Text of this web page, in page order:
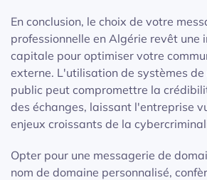
En conclusion, le choix de votre
professionnelle en Algérie revêt une
capitale pour optimiser votre
externe. L'utilisation de systèmes
public peut compromettre la
des échanges, laissant l'entreprise
enjeux croissants de la
Opter pour une messagerie de
nom de domaine personnalisé,